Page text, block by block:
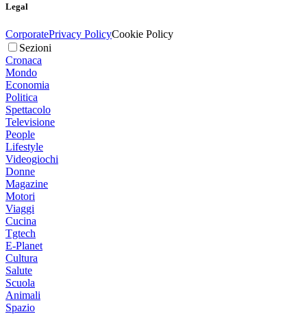
Legal
CorporatePrivacy PolicyCookie Policy
Sezioni
Cronaca
Mondo
Economia
Politica
Spettacolo
Televisione
People
Lifestyle
Videogiochi
Donne
Magazine
Motori
Viaggi
Cucina
Tgtech
E-Planet
Cultura
Salute
Scuola
Animali
Spazio